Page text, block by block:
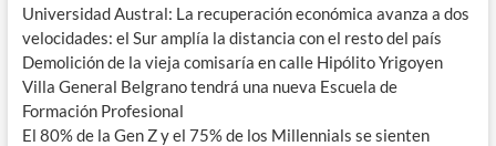
Universidad Austral: La recuperación económica avanza a dos
velocidades: el Sur amplía la distancia con el resto del país
Demolición de la vieja comisaría en calle Hipólito Yrigoyen
Villa General Belgrano tendrá una nueva Escuela de
Formación Profesional
El 80% de la Gen Z y el 75% de los Millennials se sienten